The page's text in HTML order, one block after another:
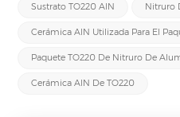
Sustrato TO220 AlN Nitruro
Cerámica AlN Utilizada Para El
Paquete TO220 De Nitruro De
Cerámica AlN De TO220